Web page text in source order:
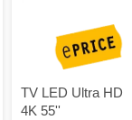
TV LED Ultra HD
4K 55''